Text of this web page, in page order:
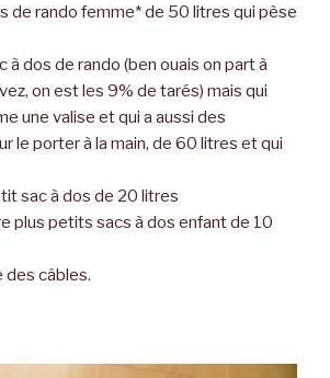
de rando femme* de 50 litres qui pèse
à dos de rando (ben ouais on part à
on est les 9% de tarés) mais qui
une valise et qui a aussi des
le porter à la main, de 60 litres et qui
sac à dos de 20 litres
plus petits sacs à dos enfant de 10
des câbles.